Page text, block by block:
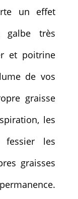
un effet
galbe très
et poitrine
de vos
graisse
les
fessier les
graisses